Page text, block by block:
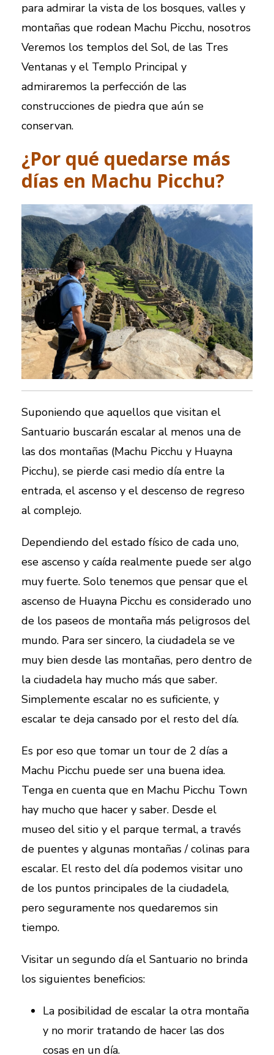
para admirar la vista de los bosques, valles y
montañas que rodean Machu Picchu, nosotros
Veremos los templos del Sol, de las Tres
Ventanas y el Templo Principal y
admiraremos la perfección de las
construcciones de piedra que aún se
conservan.
¿Por qué quedarse más
días en Machu Picchu?
Suponiendo que aquellos que visitan el
Santuario buscarán escalar al menos una de
las dos montañas (Machu Picchu y Huayna
Picchu), se pierde casi medio día entre la
entrada, el ascenso y el descenso de regreso
al complejo.
Dependiendo del estado físico de cada uno,
ese ascenso y caída realmente puede ser algo
muy fuerte. Solo tenemos que pensar que el
ascenso de Huayna Picchu es considerado uno
de los paseos de montaña más peligrosos del
mundo. Para ser sincero, la ciudadela se ve
muy bien desde las montañas, pero dentro de
la ciudadela hay mucho más que saber.
Simplemente escalar no es suficiente, y
escalar te deja cansado por el resto del día.
Es por eso que tomar un tour de 2 días a
Machu Picchu puede ser una buena idea.
Tenga en cuenta que en Machu Picchu Town
hay mucho que hacer y saber. Desde el
museo del sitio y el parque termal, a través
de puentes y algunas montañas / colinas para
escalar. El resto del día podemos visitar uno
de los puntos principales de la ciudadela,
pero seguramente nos quedaremos sin
tiempo.
Visitar un segundo día el Santuario no brinda
los siguientes beneficios:
La posibilidad de escalar la otra montaña
y no morir tratando de hacer las dos
cosas en un día.